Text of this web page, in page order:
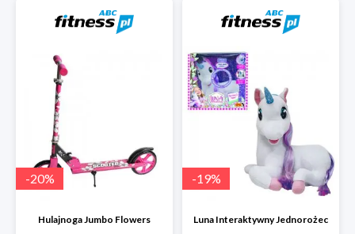
-20%
Hulajnoga Jumbo Flowers
-19%
Luna Interaktywny Jednorożec